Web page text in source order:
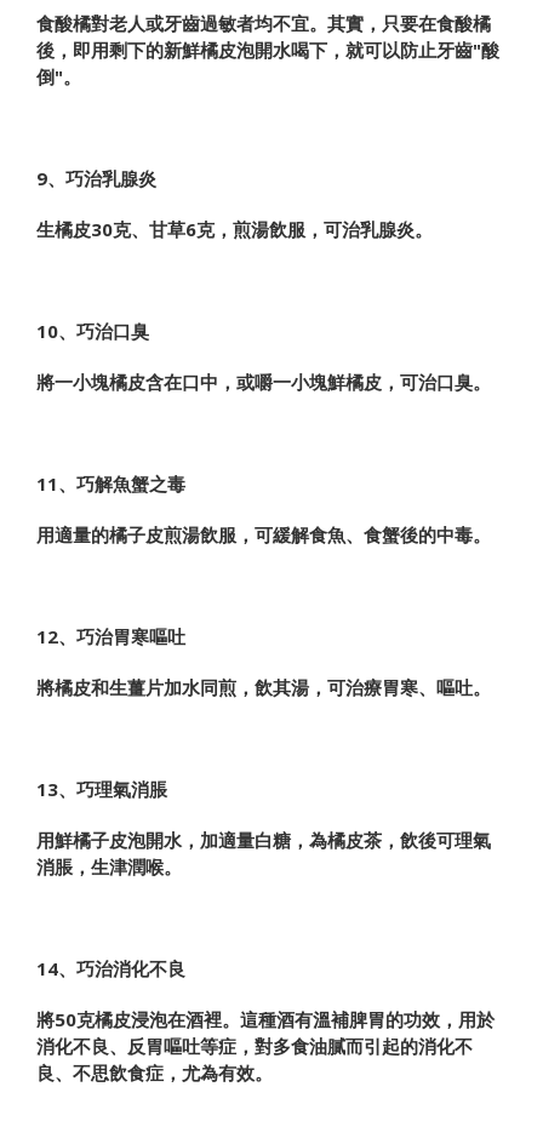
食酸橘對老人或牙齒過敏者均不宜。其實，只要在食酸橘
後，即用剩下的新鮮橘皮泡開水喝下，就可以防止牙齒"酸
倒"。
9、巧治乳腺炎
生橘皮30克、甘草6克，煎湯飲服，可治乳腺炎。
10、巧治口臭
將一小塊橘皮含在口中，或嚼一小塊鮮橘皮，可治口臭。
11、巧解魚蟹之毒
用適量的橘子皮煎湯飲服，可緩解食魚、食蟹後的中毒。
12、巧治胃寒嘔吐
將橘皮和生薑片加水同煎，飲其湯，可治療胃寒、嘔吐。
13、巧理氣消脹
用鮮橘子皮泡開水，加適量白糖，為橘皮茶，飲後可理氣
消脹，生津潤喉。
14、巧治消化不良
將50克橘皮浸泡在酒裡。這種酒有溫補脾胃的功效，用於
消化不良、反胃嘔吐等症，對多食油膩而引起的消化不
良、不思飲食症，尤為有效。